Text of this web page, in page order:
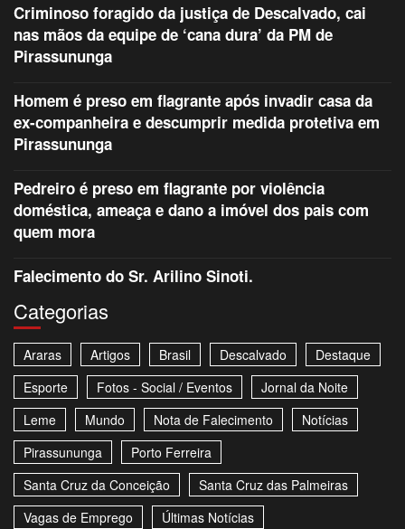
Criminoso foragido da justiça de Descalvado, cai
nas mãos da equipe de ‘cana dura’ da PM de
Pirassununga
Homem é preso em flagrante após invadir casa da
ex-companheira e descumprir medida protetiva em
Pirassununga
Pedreiro é preso em flagrante por violência
doméstica, ameaça e dano a imóvel dos pais com
quem mora
Falecimento do Sr. Arilino Sinoti.
Categorias
Araras Artigos Brasil Descalvado
Destaque
Esporte
Fotos - Social / Eventos
Jornal da Noite
Leme
Mundo Nota de Falecimento
Notícias
Pirassununga
Porto Ferreira
Santa Cruz da Conceição
Santa Cruz das Palmeiras
Vagas de Emprego
Últimas Notícias